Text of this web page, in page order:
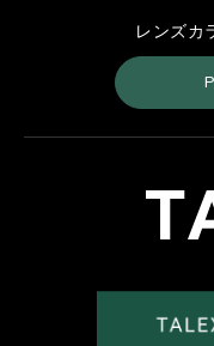
レンズカ